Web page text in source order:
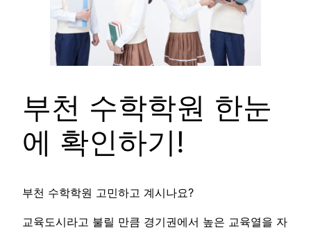
부천 수학학원 한눈
에 확인하기!
부천 수학학원 고민하고 계시나요?
교육도시라고 불릴 만큼 경기권에서 높은 교육열을 자